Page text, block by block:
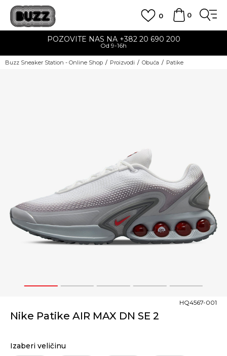
0
0
POZOVITE NAS NA +382 20 690 200
Od 9-16h
Buzz Sneaker Station - Online Shop Proizvodi Obuća Patike
1 2 3 4 5
Nike Patike AIR MAX DN SE 2
HQ4567-001
Izaberi veličinu